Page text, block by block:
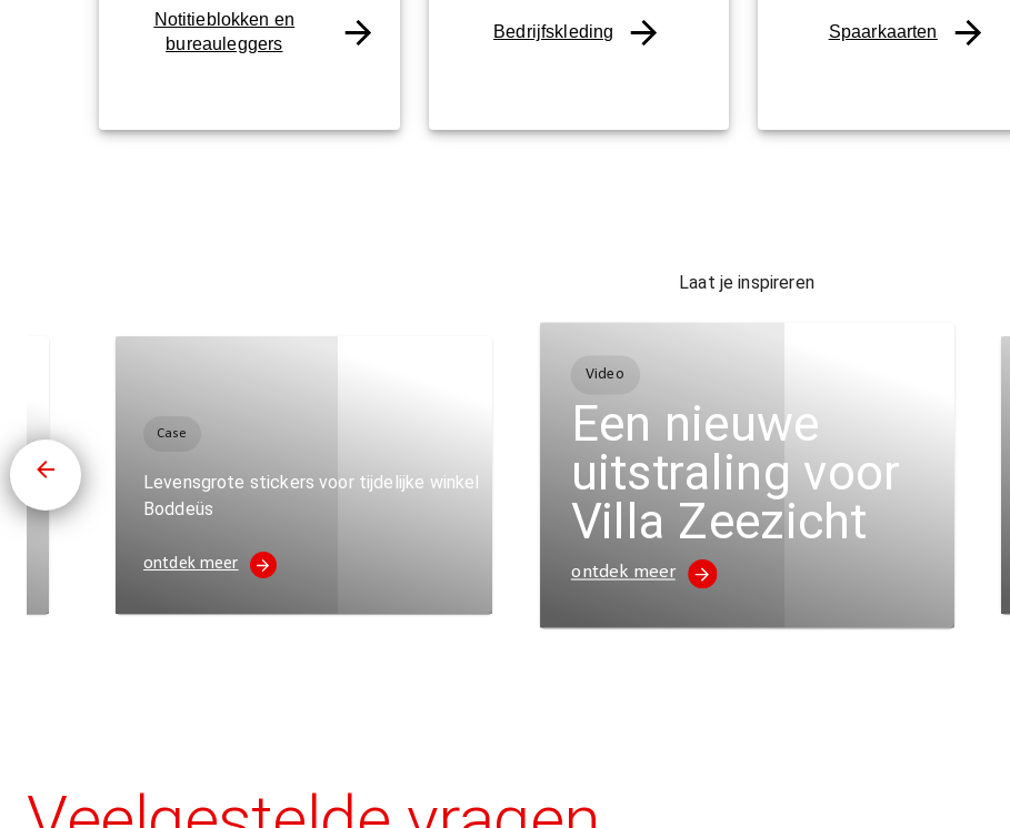
Notitieblokken en
bureauleggers
Bedrijfskleding Spaarkaarten
Laat je inspireren
Case
Levensgrote stickers voor tijdelijke winkel
Boddeüs
ontdek meer
Video
Een nieuwe
uitstraling voor
Villa Zeezicht
ontdek meer